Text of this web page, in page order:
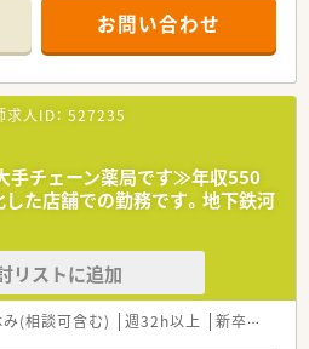
局を立ち上げるケースが多く、医師との
ら長く勤められる環境が整っていま
新規出店を続けており、ドミナント展
ヘルプ体制も構築しやすくなっていま
いて】
の卸町駅から徒歩3分という好立地にあ
に高く通いやすい店舗です。
科や皮膚科、消化器科など複数科目を
している医療モール型です。
ト4名が在籍しており、常時3名から5
ピーディーに業務を行います。
お問い合わせ
人ID： 527235
手チェーン薬局です≫年収550
た店舗での勤務です。地下鉄河
リストに追加
(相談可含む) 週32h以上 新卒可